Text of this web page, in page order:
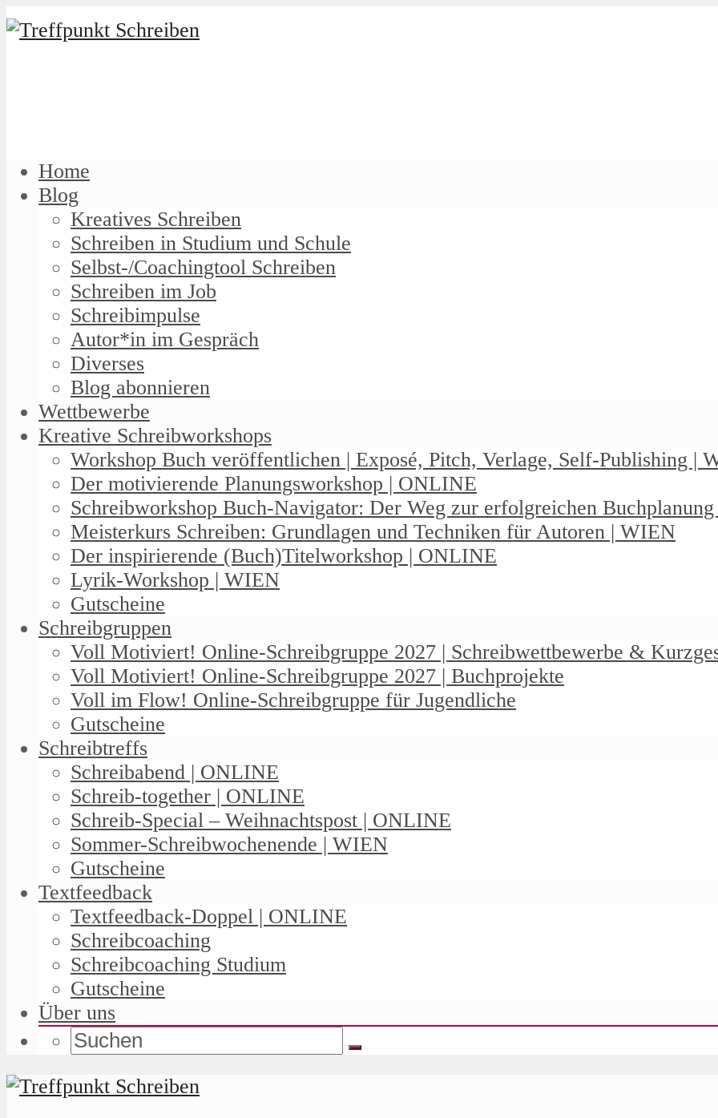
Home
Blog
Kreatives Schreiben
Schreiben in Studium und Schule
Selbst-/Coachingtool Schreiben
Schreiben im Job
Schreibimpulse
Autor*in im Gespräch
Diverses
Blog abonnieren
Wettbewerbe
Kreative Schreibworkshops
Workshop Buch veröffentlichen | Exposé, Pitch, Verlage, Self-Publishing |
Der motivierende Planungsworkshop | ONLINE
Schreibworkshop Buch-Navigator: Der Weg zur erfolgreichen
Meisterkurs Schreiben: Grundlagen und Techniken für Autoren | WIEN
Der inspirierende (Buch)Titelworkshop | ONLINE
Lyrik-Workshop | WIEN
Gutscheine
Schreibgruppen
Voll Motiviert! Online-Schreibgruppe 2027 | Schreibwettbewerbe &
Voll Motiviert! Online-Schreibgruppe 2027 | Buchprojekte
Voll im Flow! Online-Schreibgruppe für Jugendliche
Gutscheine
Schreibtreffs
Schreibabend | ONLINE
Schreib-together | ONLINE
Schreib-Special – Weihnachtspost | ONLINE
Sommer-Schreibwochenende | WIEN
Gutscheine
Textfeedback
Textfeedback-Doppel | ONLINE
Schreibcoaching
Schreibcoaching Studium
Gutscheine
Über uns